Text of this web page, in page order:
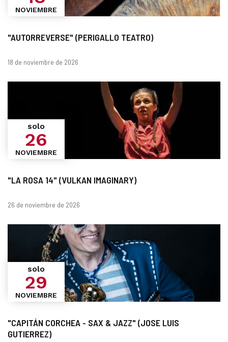
"AUTORREVERSE" (PERIGALLO TEATRO)
NOVIEMBRE
Fechas
18 de noviembre de 2026
"LA ROSA 14" (VULKAN IMAGINARY)
solo
26
NOVIEMBRE
Fechas
26 de noviembre de 2026
"CAPITÁN CORCHEA - SAX & JAZZ" (JOSE LUIS
GUTIERREZ)
solo
29
NOVIEMBRE